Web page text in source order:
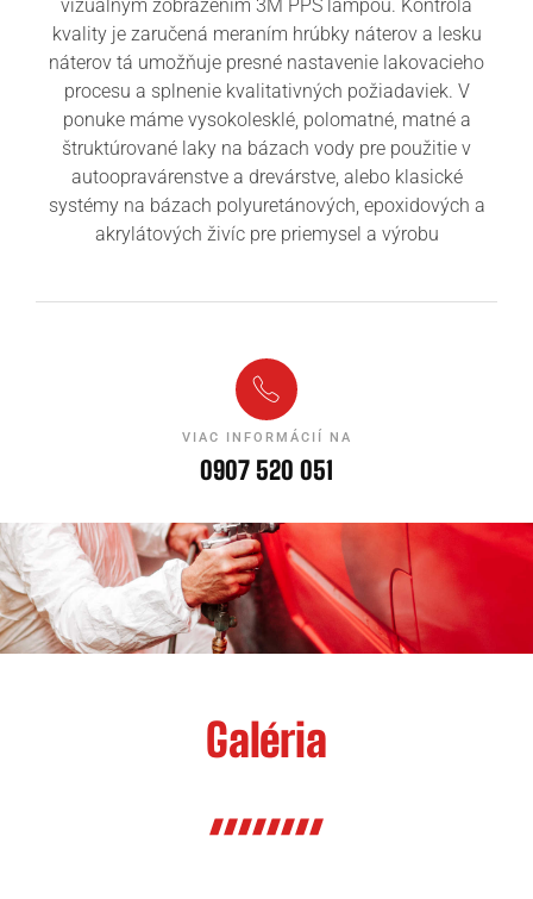
vizuálnym zobrazením 3M PPS lampou. Kontrola
kvality je zaručená meraním hrúbky náterov a lesku
náterov tá umožňuje presné nastavenie lakovacieho
procesu a splnenie kvalitativných požiadaviek. V
ponuke máme vysokolesklé, polomatné, matné a
štruktúrované laky na bázach vody pre použitie v
autoopravárenstve a drevárstve, alebo klasické
systémy na bázach polyuretánových, epoxidových a
akrylátových živíc pre priemysel a výrobu
VIAC INFORMÁCIÍ NA
0907 520 051
Galéria